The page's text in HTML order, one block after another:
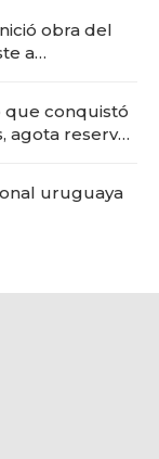
obra del
a
que conquistó
agota reservas
uruguaya